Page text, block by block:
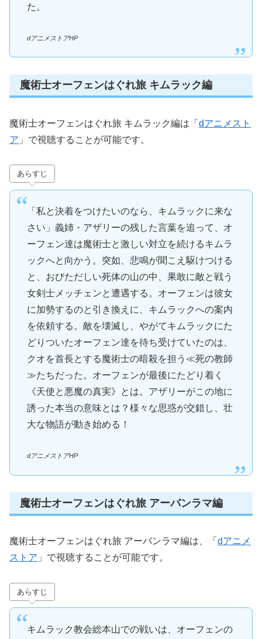
た。
dアニメストアHP
魔術士オーフェンはぐれ旅 キムラック編
魔術士オーフェンはぐれ旅 キムラック編は「 dアニメスト
ア 」で視聴することが可能です。
あらすじ
「私と決着をつけたいのなら、キムラックに来な
さい」義姉・アザリーの残した言葉を追って、オ
ーフェン達は魔術士と激しい対立を続けるキムラ
ックへと向かう。突如、悲鳴が聞こえ駆けつける
と、おびただしい死体の山の中、果敢に敵と戦う
女剣士メッチェンと遭遇する。オーフェンは彼女
に加勢するのと引き換えに、キムラックへの案内
を依頼する。敵を壊滅し、やがてキムラックにた
どりついたオーフェン達を待ち受けていたのは、
クオを首長とする魔術士の暗殺を担う≪死の教師
≫たちだった。オーフェンが最後にたどり着く
《天使と悪魔の真実》とは。アザリーがこの地に
誘った本当の意味とは？様々な思惑が交錯し、壮
大な物語が動き始める！
dアニメストアHP
魔術士オーフェンはぐれ旅 アーバンラマ編
魔術士オーフェンはぐれ旅 アーバンラマ編は、「 dアニメ
ストア 」で視聴することが可能です。
あらすじ
キムラック教会総本山での戦いは、オーフェンの